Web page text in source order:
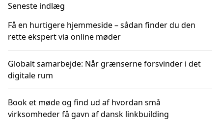
Seneste indlæg
Få en hurtigere hjemmeside – sådan finder du den
rette ekspert via online møder
Globalt samarbejde: Når grænserne forsvinder i det
digitale rum
Book et møde og find ud af hvordan små
virksomheder få gavn af dansk linkbuilding